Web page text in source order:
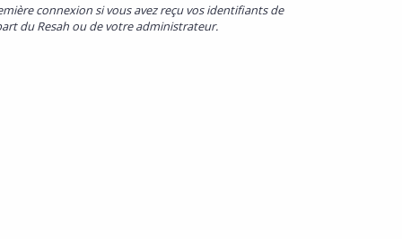
connexion si vous avez reçu vos identifiants de
du Resah ou de votre administrateur.